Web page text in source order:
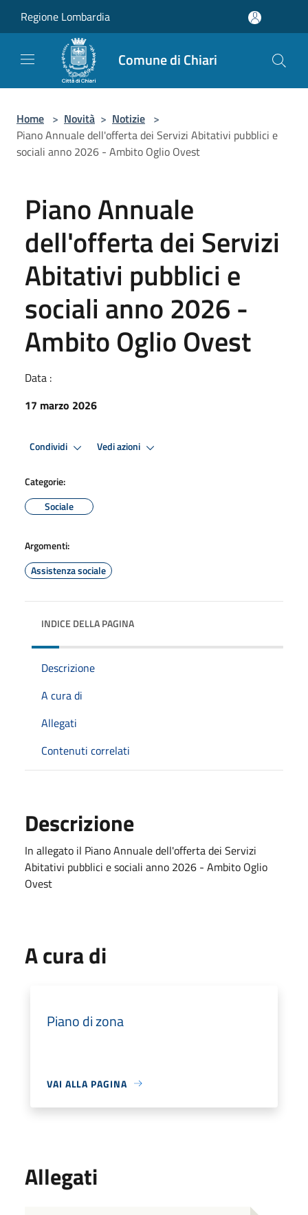
Regione Lombardia
Comune di Chiari
Home > Novità > Notizie >
Piano Annuale dell'offerta dei Servizi Abitativi pubblici e
sociali anno 2026 - Ambito Oglio Ovest
Piano Annuale
dell'offerta dei Servizi
Abitativi pubblici e
sociali anno 2026 -
Ambito Oglio Ovest
Data :
17 marzo 2026
Condividi Vedi azioni
Categorie:
Sociale
Argomenti:
Assistenza sociale
INDICE DELLA PAGINA
Descrizione
A cura di
Allegati
Contenuti correlati
Descrizione
In allegato il Piano Annuale dell'offerta dei Servizi
Abitativi pubblici e sociali anno 2026 - Ambito Oglio
Ovest
A cura di
Piano di zona
VAI ALLA PAGINA
Allegati